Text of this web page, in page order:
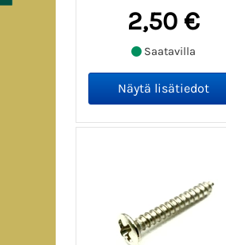
2,50 €
Saatavilla